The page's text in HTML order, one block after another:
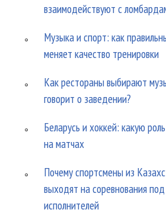
взаимодействуют с
Музыка и спорт: как
меняет качество тренировки
Как рестораны выбирают
говорит о заведении?
Беларусь и хоккей: какую
на матчах
Почему спортсмены из
выходят на соревнования
исполнителей